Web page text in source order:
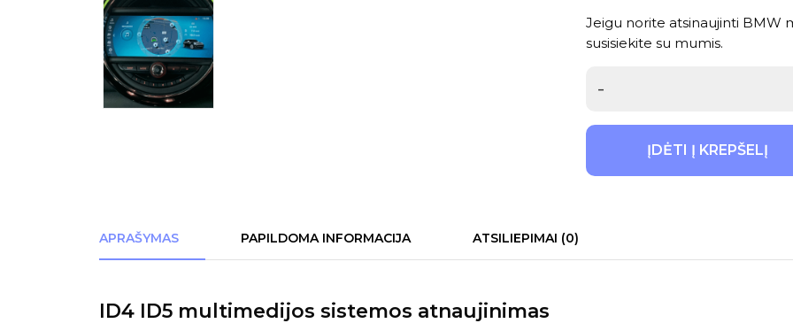
Jeigu norite atsinaujinti BMW
susisiekite su mumis.
-
ĮDĖTI Į KREPŠELĮ
APRAŠYMAS PAPILDOMA INFORMACIJA ATSILIEPIMAI (0)
ID4 ID5 multimedijos sistemos atnaujinimas